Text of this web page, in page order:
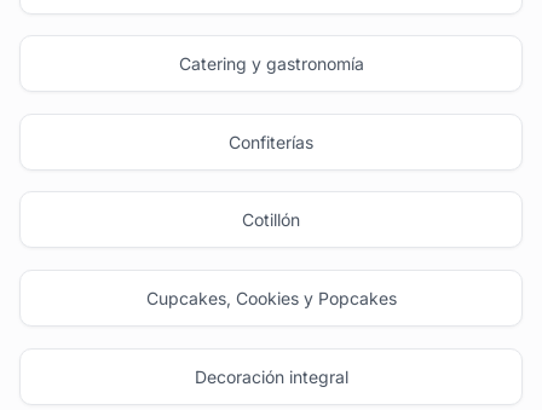
Catering y gastronomía
Confiterías
Cotillón
Cupcakes, Cookies y Popcakes
Decoración integral